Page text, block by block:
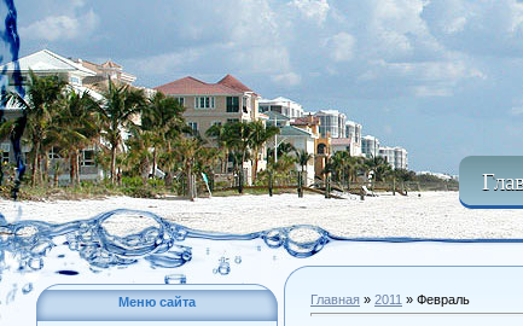
Меню сайта Главная » 2011 » Февраль